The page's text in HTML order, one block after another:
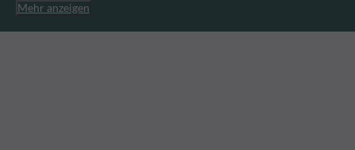
Mehr anzeigen